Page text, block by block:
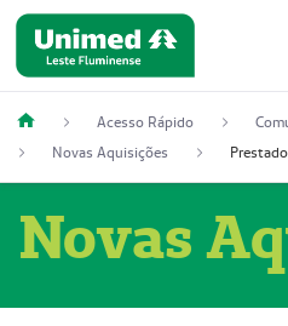
Acesso Rápido
Novas Aquisições
Novas